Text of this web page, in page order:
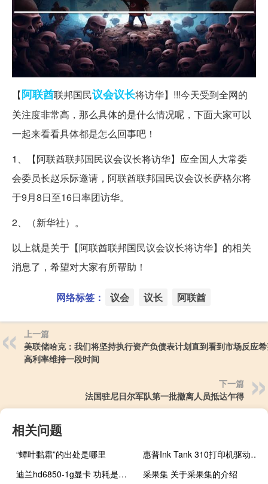
【阿联酋联邦国民议会议长将访华】!!!今天受到全网的
关注度非常高，那么具体的是什么情况呢，下面大家可以
一起来看看具体都是怎么回事吧！
1、【阿联酋联邦国民议会议长将访华】应全国人大常委
会委员长赵乐际邀请，阿联酋联邦国民议会议长萨格尔将
于9月8日至16日率团访华。
2、（新华社）。
以上就是关于【阿联酋联邦国民议会议长将访华】的相关
消息了，希望对大家有所帮助！
网络标签： 议会 议长 阿联酋
上一篇
美联储哈克：我们将坚持执行资产负债表计划直到看到市场反应
高利率维持一段时间
下一篇
法国驻尼日尔军队第一批撤离人员抵达乍得
相关问题
“蟫叶黏霜”的出处是哪里
惠普Ink Tank 310打印机驱动 V1.0 官方版（惠普Ink Tank 310打印机驱动 V1.0 官方版功能简介）
迪兰hd6850-1g显卡 功耗是多少（迪兰hd6850）
采果集 关于采果集的介绍